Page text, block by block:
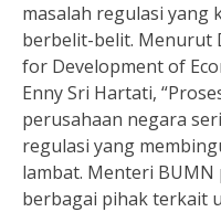
masalah regulasi yang
berbelit-belit. Menurut
for Development of
Enny Sri Hartati,
perusahaan negara
regulasi yang
lambat. Menteri
berbagai pihak terkait